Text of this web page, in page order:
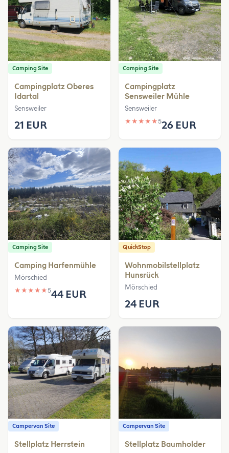
Camping Site
Campingplatz Oberes
Idartal
Sensweiler
21 EUR
Camping Site
Campingplatz
Sensweiler Mühle
Sensweiler
★ ★ ★ ★ ★526 EUR
Camping Site
Camping Harfenmühle
Mörschied
★ ★ ★ ★ ★544 EUR
QuickStop
Wohnmobilstellplatz
Hunsrück
Mörschied
24 EUR
Campervan Site
Stellplatz Herrstein
Campervan Site
Stellplatz Baumholder